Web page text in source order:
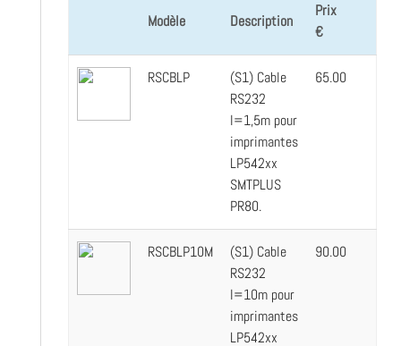
Modèle Description
Prix
€
RSCBLP
(S1) Cable
RS232
l=1,5m pour
imprimantes
LP542xx
SMTPLUS
PR80.
65.00
RSCBLP10M
(S1) Cable
RS232
l=10m pour
imprimantes
LP542xx
90.00